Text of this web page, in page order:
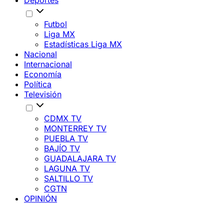
Futbol
Liga MX
Estadísticas Liga MX
Nacional
Internacional
Economía
Política
Televisión
CDMX TV
MONTERREY TV
PUEBLA TV
BAJÍO TV
GUADALAJARA TV
LAGUNA TV
SALTILLO TV
CGTN
OPINIÓN